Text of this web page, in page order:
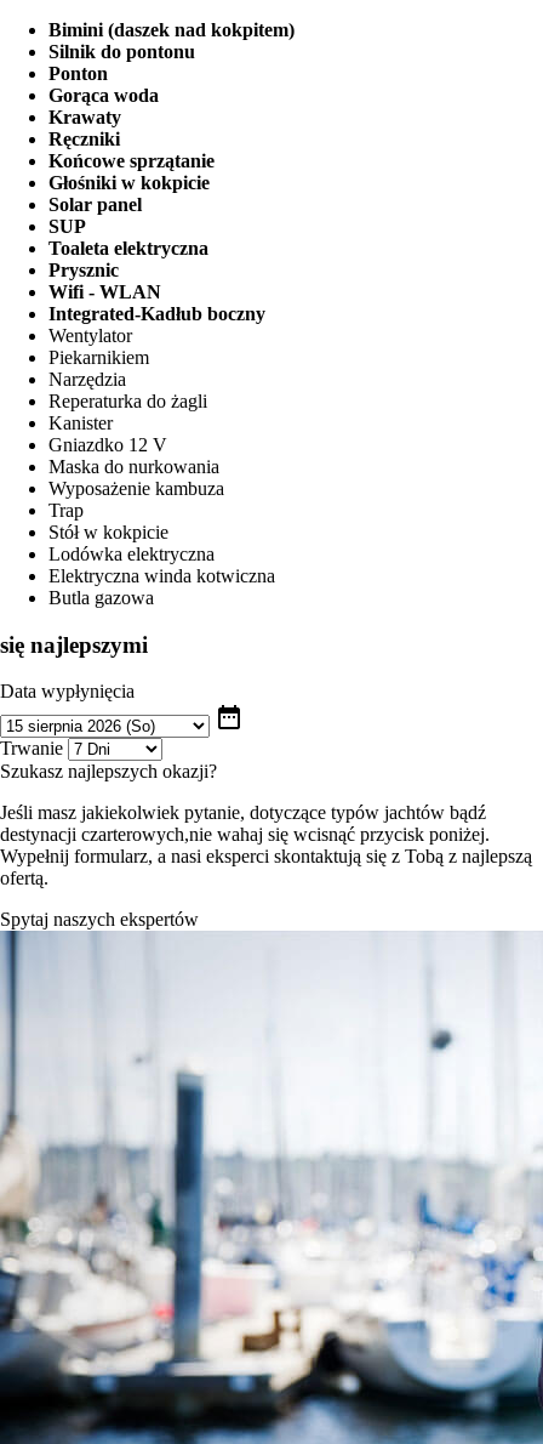
Bimini (daszek nad kokpitem)
Silnik do pontonu
Ponton
Gorąca woda
Krawaty
Ręczniki
Końcowe sprzątanie
Głośniki w kokpicie
Solar panel
SUP
Toaleta elektryczna
Prysznic
Wifi - WLAN
Integrated-Kadłub boczny
Wentylator
Piekarnikiem
Narzędzia
Reperaturka do żagli
Kanister
Gniazdko 12 V
Maska do nurkowania
Wyposażenie kambuza
Trap
Stół w kokpicie
Lodówka elektryczna
Elektryczna winda kotwiczna
Butla gazowa
się najlepszymi
Data wypłynięcia
date_range
Trwanie
Szukasz najlepszych okazji?
Jeśli masz jakiekolwiek pytanie, dotyczące typów jachtów bądź
destynacji czarterowych,nie wahaj się wcisnąć przycisk poniżej.
Wypełnij formularz, a nasi eksperci skontaktują się z Tobą z najlepszą
ofertą.
Spytaj naszych ekspertów